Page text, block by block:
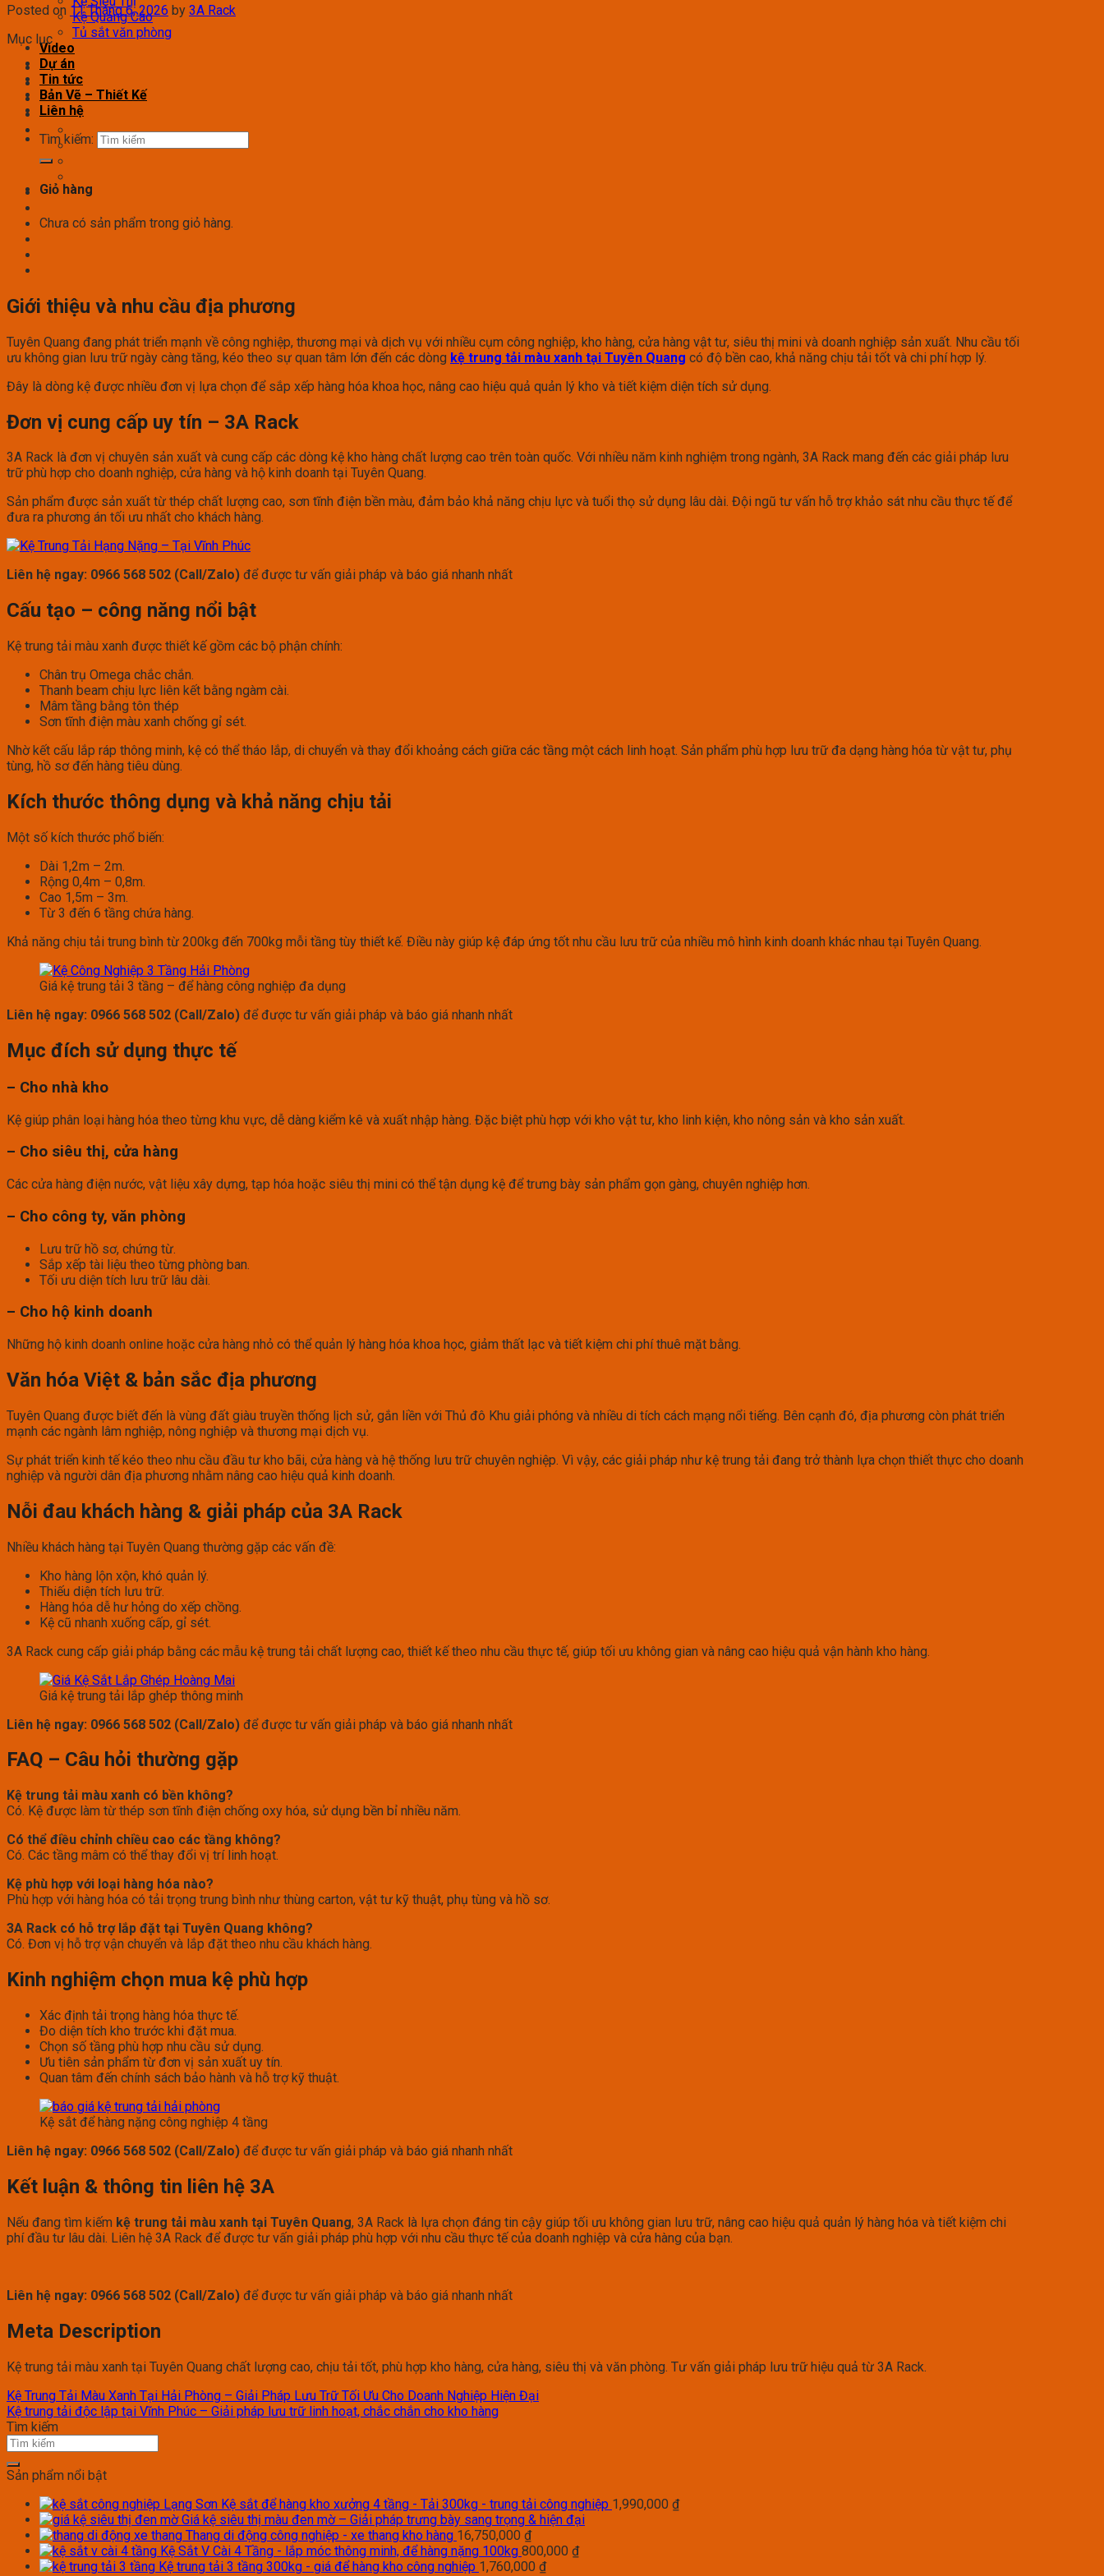
Kệ Quảng Cáo
Tủ sắt văn phòng
Video
Dự án
Tin tức
Bản Vẽ – Thiết Kế
Liên hệ
Tìm kiếm:
Giỏ hàng
Chưa có sản phẩm trong giỏ hàng.
Posted on 11 Tháng 6, 2026 by 3A Rack
Mục lục
Giới thiệu và nhu cầu địa phương
Tuyên Quang đang phát triển mạnh về công nghiệp, thương mại và dịch vụ với nhiều cụm công nghiệp, kho hàng, cửa hàng vật tư, siêu thị mini và doanh nghiệp sản xuất. Nhu cầu tối
ưu không gian lưu trữ ngày càng tăng, kéo theo sự quan tâm lớn đến các dòng kệ trung tải màu xanh tại Tuyên Quang có độ bền cao, khả năng chịu tải tốt và chi phí hợp lý.
Đây là dòng kệ được nhiều đơn vị lựa chọn để sắp xếp hàng hóa khoa học, nâng cao hiệu quả quản lý kho và tiết kiệm diện tích sử dụng.
Đơn vị cung cấp uy tín – 3A Rack
3A Rack là đơn vị chuyên sản xuất và cung cấp các dòng kệ kho hàng chất lượng cao trên toàn quốc. Với nhiều năm kinh nghiệm trong ngành, 3A Rack mang đến các giải pháp lưu
trữ phù hợp cho doanh nghiệp, cửa hàng và hộ kinh doanh tại Tuyên Quang.
Sản phẩm được sản xuất từ thép chất lượng cao, sơn tĩnh điện bền màu, đảm bảo khả năng chịu lực và tuổi thọ sử dụng lâu dài. Đội ngũ tư vấn hỗ trợ khảo sát nhu cầu thực tế để
đưa ra phương án tối ưu nhất cho khách hàng.
Liên hệ ngay: 0966 568 502 (Call/Zalo) để được tư vấn giải pháp và báo giá nhanh nhất
Cấu tạo – công năng nổi bật
Kệ trung tải màu xanh được thiết kế gồm các bộ phận chính:
Chân trụ Omega chắc chắn.
Thanh beam chịu lực liên kết bằng ngàm cài.
Mâm tầng bằng tôn thép
Sơn tĩnh điện màu xanh chống gỉ sét.
Nhờ kết cấu lắp ráp thông minh, kệ có thể tháo lắp, di chuyển và thay đổi khoảng cách giữa các tầng một cách linh hoạt. Sản phẩm phù hợp lưu trữ đa dạng hàng hóa từ vật tư, phụ
tùng, hồ sơ đến hàng tiêu dùng.
Kích thước thông dụng và khả năng chịu tải
Một số kích thước phổ biến:
Dài 1,2m – 2m.
Rộng 0,4m – 0,8m.
Cao 1,5m – 3m.
Từ 3 đến 6 tầng chứa hàng.
Khả năng chịu tải trung bình từ 200kg đến 700kg mỗi tầng tùy thiết kế. Điều này giúp kệ đáp ứng tốt nhu cầu lưu trữ của nhiều mô hình kinh doanh khác nhau tại Tuyên Quang.
Giá kệ trung tải 3 tầng – để hàng công nghiệp đa dụng
Liên hệ ngay: 0966 568 502 (Call/Zalo) để được tư vấn giải pháp và báo giá nhanh nhất
Mục đích sử dụng thực tế
– Cho nhà kho
Kệ giúp phân loại hàng hóa theo từng khu vực, dễ dàng kiểm kê và xuất nhập hàng. Đặc biệt phù hợp với kho vật tư, kho linh kiện, kho nông sản và kho sản xuất.
– Cho siêu thị, cửa hàng
Các cửa hàng điện nước, vật liệu xây dựng, tạp hóa hoặc siêu thị mini có thể tận dụng kệ để trưng bày sản phẩm gọn gàng, chuyên nghiệp hơn.
– Cho công ty, văn phòng
Lưu trữ hồ sơ, chứng từ.
Sắp xếp tài liệu theo từng phòng ban.
Tối ưu diện tích lưu trữ lâu dài.
– Cho hộ kinh doanh
Những hộ kinh doanh online hoặc cửa hàng nhỏ có thể quản lý hàng hóa khoa học, giảm thất lạc và tiết kiệm chi phí thuê mặt bằng.
Văn hóa Việt & bản sắc địa phương
Tuyên Quang được biết đến là vùng đất giàu truyền thống lịch sử, gắn liền với Thủ đô Khu giải phóng và nhiều di tích cách mạng nổi tiếng. Bên cạnh đó, địa phương còn phát triển
mạnh các ngành lâm nghiệp, nông nghiệp và thương mại dịch vụ.
Sự phát triển kinh tế kéo theo nhu cầu đầu tư kho bãi, cửa hàng và hệ thống lưu trữ chuyên nghiệp. Vì vậy, các giải pháp như kệ trung tải đang trở thành lựa chọn thiết thực cho doanh
nghiệp và người dân địa phương nhằm nâng cao hiệu quả kinh doanh.
Nỗi đau khách hàng & giải pháp của 3A Rack
Nhiều khách hàng tại Tuyên Quang thường gặp các vấn đề:
Kho hàng lộn xộn, khó quản lý.
Thiếu diện tích lưu trữ.
Hàng hóa dễ hư hỏng do xếp chồng.
Kệ cũ nhanh xuống cấp, gỉ sét.
3A Rack cung cấp giải pháp bằng các mẫu kệ trung tải chất lượng cao, thiết kế theo nhu cầu thực tế, giúp tối ưu không gian và nâng cao hiệu quả vận hành kho hàng.
Giá kệ trung tải lắp ghép thông minh
Liên hệ ngay: 0966 568 502 (Call/Zalo) để được tư vấn giải pháp và báo giá nhanh nhất
FAQ – Câu hỏi thường gặp
Kệ trung tải màu xanh có bền không?
Có. Kệ được làm từ thép sơn tĩnh điện chống oxy hóa, sử dụng bền bỉ nhiều năm.
Có thể điều chỉnh chiều cao các tầng không?
Có. Các tầng mâm có thể thay đổi vị trí linh hoạt.
Kệ phù hợp với loại hàng hóa nào?
Phù hợp với hàng hóa có tải trọng trung bình như thùng carton, vật tư kỹ thuật, phụ tùng và hồ sơ.
3A Rack có hỗ trợ lắp đặt tại Tuyên Quang không?
Có. Đơn vị hỗ trợ vận chuyển và lắp đặt theo nhu cầu khách hàng.
Kinh nghiệm chọn mua kệ phù hợp
Xác định tải trọng hàng hóa thực tế.
Đo diện tích kho trước khi đặt mua.
Chọn số tầng phù hợp nhu cầu sử dụng.
Ưu tiên sản phẩm từ đơn vị sản xuất uy tín.
Quan tâm đến chính sách bảo hành và hỗ trợ kỹ thuật.
Kệ sắt để hàng nặng công nghiệp 4 tầng
Liên hệ ngay: 0966 568 502 (Call/Zalo) để được tư vấn giải pháp và báo giá nhanh nhất
Kết luận & thông tin liên hệ 3A
Nếu đang tìm kiếm kệ trung tải màu xanh tại Tuyên Quang, 3A Rack là lựa chọn đáng tin cậy giúp tối ưu không gian lưu trữ, nâng cao hiệu quả quản lý hàng hóa và tiết kiệm chi
phí đầu tư lâu dài. Liên hệ 3A Rack để được tư vấn giải pháp phù hợp với nhu cầu thực tế của doanh nghiệp và cửa hàng của bạn.
Liên hệ ngay: 0966 568 502 (Call/Zalo) để được tư vấn giải pháp và báo giá nhanh nhất
Meta Description
Kệ trung tải màu xanh tại Tuyên Quang chất lượng cao, chịu tải tốt, phù hợp kho hàng, cửa hàng, siêu thị và văn phòng. Tư vấn giải pháp lưu trữ hiệu quả từ 3A Rack.
Kệ Trung Tải Màu Xanh Tại Hải Phòng – Giải Pháp Lưu Trữ Tối Ưu Cho Doanh Nghiệp Hiện Đại
Kệ trung tải độc lập tại Vĩnh Phúc – Giải pháp lưu trữ linh hoạt, chắc chắn cho kho hàng
Tìm kiếm
Sản phẩm nổi bật
Kệ sắt để hàng kho xưởng 4 tầng - Tải 300kg - trung tải công nghiệp 1,990,000 ₫
Giá kệ siêu thị màu đen mờ – Giải pháp trưng bày sang trọng & hiện đại
Thang di động công nghiệp - xe thang kho hàng 16,750,000 ₫
Kệ Sắt V Cài 4 Tầng - lắp móc thông minh, để hàng nặng 100kg 800,000 ₫
Kệ trung tải 3 tầng 300kg - giá để hàng kho công nghiệp 1,760,000 ₫